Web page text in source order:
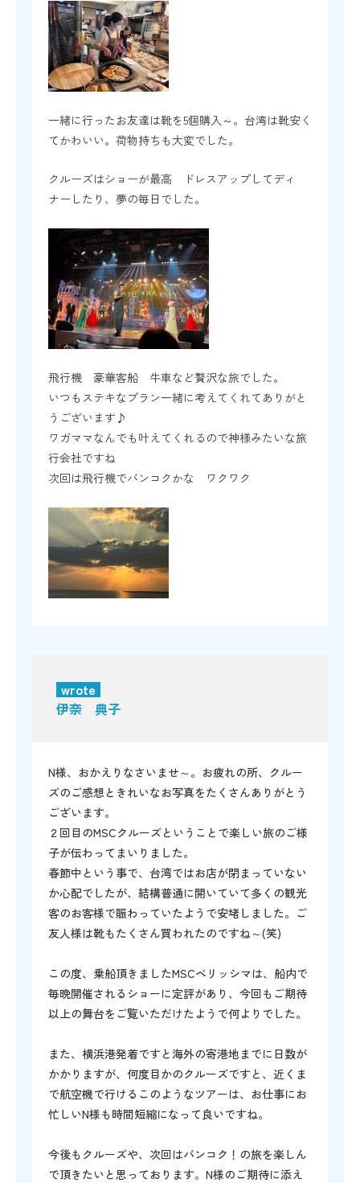
一緒に行ったお友達は靴を5個購入～。台湾は靴安く
てかわいい。荷物持ちも大変でした。
クルーズはショーが最高 ドレスアップしてディ
ナーしたり、夢の毎日でした。
飛行機 豪華客船 牛車など贅沢な旅でした。
いつもステキなプラン一緒に考えてくれてありがと
うございます♪
ワガママなんでも叶えてくれるので神様みたいな旅
行会社ですね
次回は飛行機でバンコクかな ワクワク
wrote
伊奈 典子
N様、おかえりなさいませ～。お疲れの所、クルー
ズのご感想ときれいなお写真をたくさんありがとう
ございます。
２回目のMSCクルーズということで楽しい旅のご様
子が伝わってまいりました。
春節中という事で、台湾ではお店が閉まっていない
か心配でしたが、結構普通に開いていて多くの観光
客のお客様で賑わっていたようで安堵しました。ご
友人様は靴もたくさん買われたのですね～(笑)
この度、乗船頂きましたMSCベリッシマは、船内で
毎晩開催されるショーに定評があり、今回もご期待
以上の舞台をご覧いただけたようで何よりでした。
また、横浜港発着ですと海外の寄港地までに日数が
かかりますが、何度目かのクルーズですと、近くま
で航空機で行けるこのようなツアーは、お仕事にお
忙しいN様も時間短縮になって良いですね。
今後もクルーズや、次回はバンコク！の旅を楽しん
で頂きたいと思っております。N様のご期待に添え